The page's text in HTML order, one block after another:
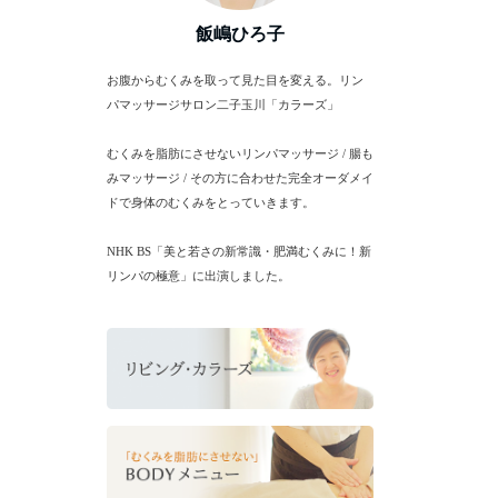
飯嶋ひろ子
お腹からむくみを取って見た目を変える。リン
パマッサージサロン二子玉川「カラーズ」
むくみを脂肪にさせないリンパマッサージ / 腸も
みマッサージ / その方に合わせた完全オーダメイ
ドで身体のむくみをとっていきます。
NHK BS「美と若さの新常識・肥満むくみに！新
リンパの極意」に出演しました。